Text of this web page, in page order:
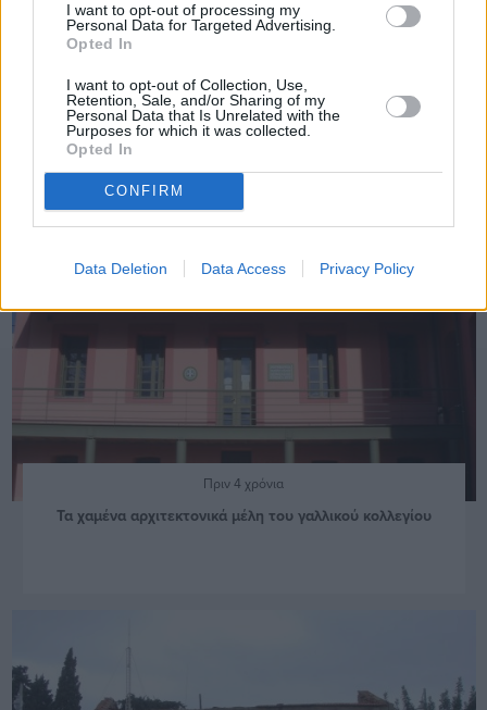
I want to opt-out of processing my
Personal Data for Targeted Advertising.
Opted In
I want to opt-out of Collection, Use,
Retention, Sale, and/or Sharing of my
Personal Data that Is Unrelated with the
Purposes for which it was collected.
Opted In
CONFIRM
Data Deletion Data Access Privacy Policy
Πριν 4 χρόνια
Οι απόγονοι των απαγχονισθέντων προκρίτων θυμούνται και
τιμούν
Πριν 4 χρόνια
Τα χαμένα αρχιτεκτονικά μέλη του γαλλικού κολλεγίου